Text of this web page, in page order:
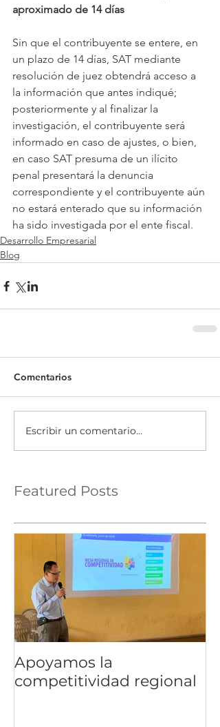
aproximado de 14 días
Sin que el contribuyente se entere, en
un plazo de 14 días, SAT mediante
resolución de juez obtendrá acceso a
la información que antes indiqué;
posteriormente y al finalizar la
investigación, el contribuyente será
informado en caso de ajustes, o bien,
en caso SAT presuma de un ilícito
penal presentará la denuncia
correspondiente y el contribuyente aún
no estará enterado que su información
ha sido investigada por el ente fiscal.
Desarrollo Empresarial
Blog
Comentarios
Escribir un comentario...
Featured Posts
Apoyamos la
competitividad regional